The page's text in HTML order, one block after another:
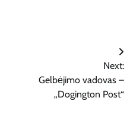
Next:
Gelbėjimo vadovas –
„Dogington Post“